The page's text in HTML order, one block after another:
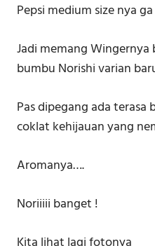
Pepsi medium size nya
Jadi memang
bumbu Norishi varian
Pas dipegang ada
coklat kehijauan yang
Aromanya….
Noriiiii banget !